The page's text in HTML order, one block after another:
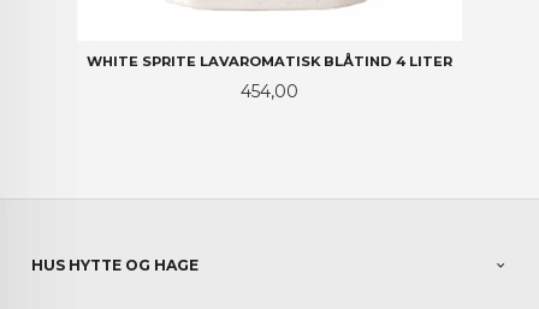
WHITE SPRITE LAVAROMATISK BLÅTIND 4 LITER
Pris
454,00
HUS HYTTE OG HAGE